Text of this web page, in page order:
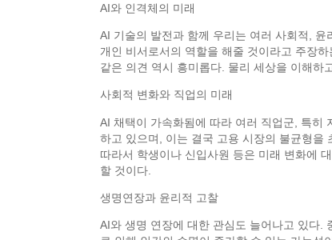
AI와 인격체의 미래
AI 기술의 발전과 함께 우리는 여러 사회적,
개인 비서로서의 역할을 해줄 것이라고 주장
같은 의견 역시 흥미롭다. 물리 세상을 이해하
사회적 변화와 직업의 미래
AI 채택이 가속화됨에 따라 여러 직업군, 특히
하고 있으며, 이는 결국 고용 시장의 불균형을
따라서 학생이나 신입사원 등은 미래 변화에
할 것이다.
생명연장과 윤리적 고찰
AI와 생명 연장에 대한 관심도 늘어나고 있다.